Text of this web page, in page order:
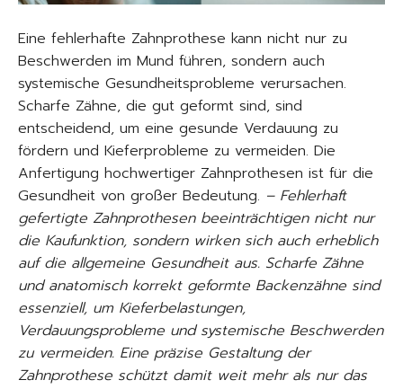
Eine fehlerhafte Zahnprothese kann nicht nur zu
Beschwerden im Mund führen, sondern auch
systemische Gesundheitsprobleme verursachen.
Scharfe Zähne, die gut geformt sind, sind
entscheidend, um eine gesunde Verdauung zu
fördern und Kieferprobleme zu vermeiden. Die
Anfertigung hochwertiger Zahnprothesen ist für die
Gesundheit von großer Bedeutung. – Fehlerhaft
gefertigte Zahnprothesen beeinträchtigen nicht nur
die Kaufunktion, sondern wirken sich auch erheblich
auf die allgemeine Gesundheit aus. Scharfe Zähne
und anatomisch korrekt geformte Backenzähne sind
essenziell, um Kieferbelastungen,
Verdauungsprobleme und systemische Beschwerden
zu vermeiden. Eine präzise Gestaltung der
Zahnprothese schützt damit weit mehr als nur das